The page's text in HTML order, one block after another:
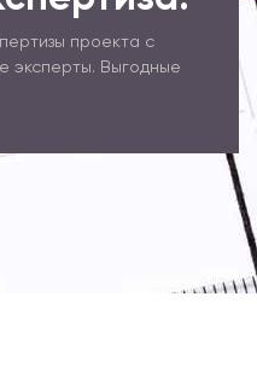
проекта с
эксперты. Выгодные